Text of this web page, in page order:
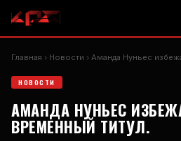
Главная Новости Аманда Нуньес
НОВОСТИ
АМАНДА НУНЬЕС
ВРЕМЕННЫЙ ТИТУЛ.